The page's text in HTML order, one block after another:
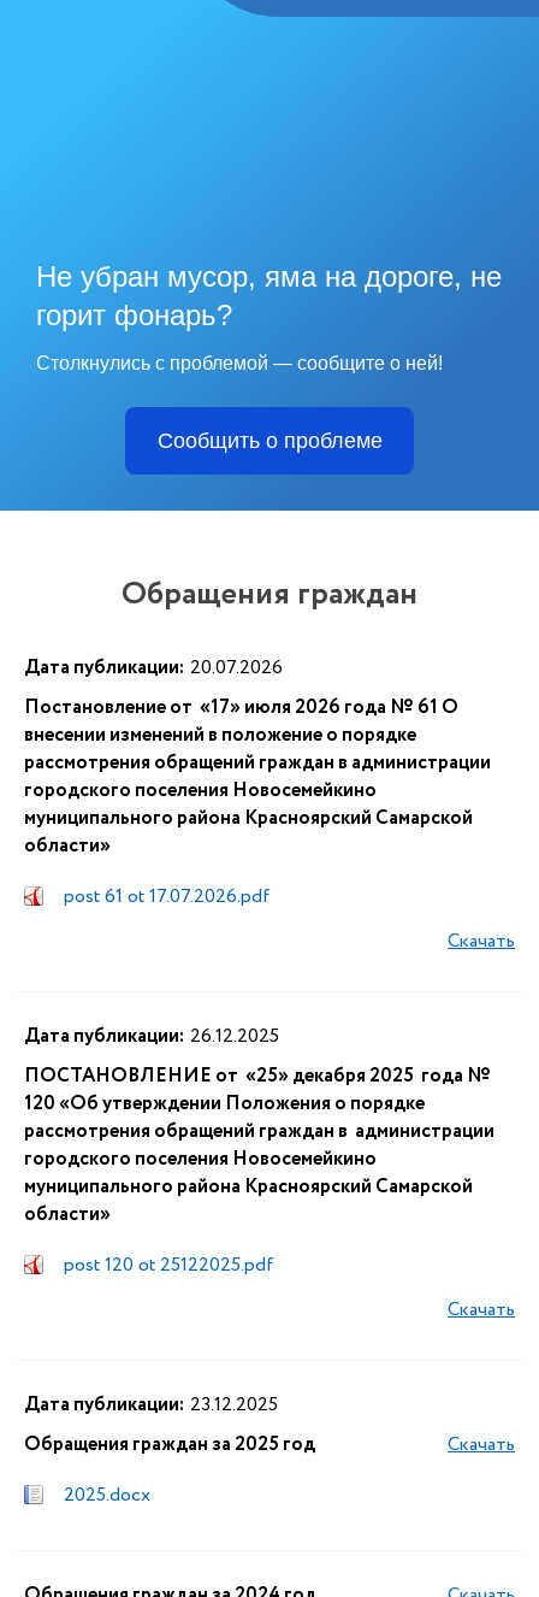
Не убран мусор, яма на дороге, не
горит фонарь?
Столкнулись с проблемой — сообщите о ней!
Сообщить о проблеме
Обращения граждан
Дата публикации: 20.07.2026
Постановление от «17» июля 2026 года № 61 О
внесении изменений в положение о порядке
рассмотрения обращений граждан в администрации
городского поселения Новосемейкино
муниципального района Красноярский Самарской
области»
post 61 ot 17.07.2026.pdf
Скачать
Дата публикации: 26.12.2025
ПОСТАНОВЛЕНИЕ от «25» декабря 2025 года №
120 «Об утверждении Положения о порядке
рассмотрения обращений граждан в администрации
городского поселения Новосемейкино
муниципального района Красноярский Самарской
области»
post 120 ot 25122025.pdf
Скачать
Дата публикации: 23.12.2025
Обращения граждан за 2025 год
2025.docx
Скачать